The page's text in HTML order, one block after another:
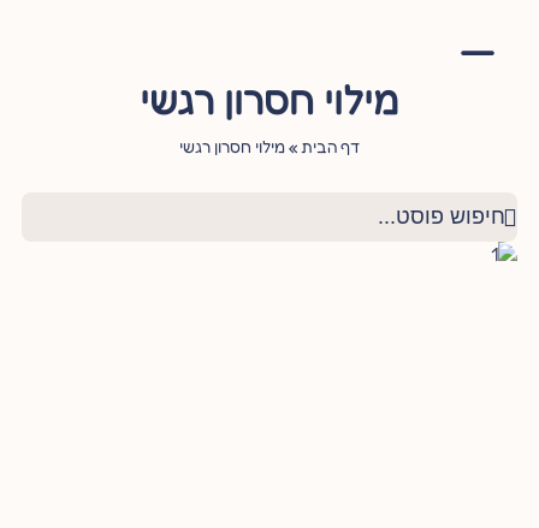
מילוי חסרון רגשי
דף הבית »מילוי חסרון רגשי